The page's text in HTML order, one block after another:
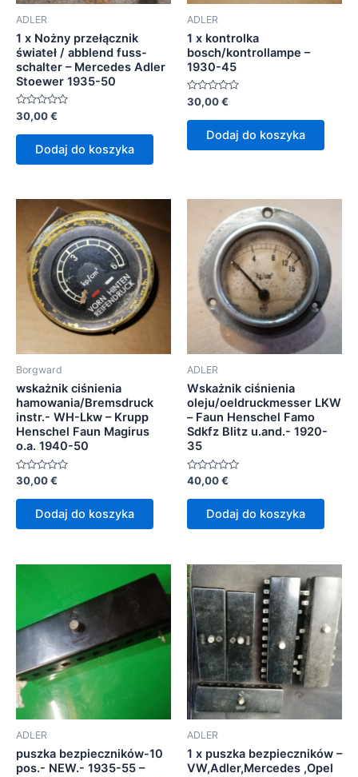
ADLER
1 x Nożny przełącznik
świateł / abblend fuss-
schalter – Mercedes Adler
Stoewer 1935-50
Oceniono
0
na
30,00€
Dodaj do koszyka
ADLER
1 x kontrolka
bosch/kontrollampe –
1930-45
Oceniono
0
na
30,00€
Dodaj do koszyka
Borgward
wskażnik ciśnienia
hamowania/Bremsdruck
instr.- WH-Lkw – Krupp
Henschel Faun Magirus
o.a. 1940-50
Oceniono
na
30,00€
Dodaj do koszyka
ADLER
Wskażnik ciśnienia
oleju/oeldruckmesser LKW
– Faun Henschel Famo
Sdkfz Blitz u.and.- 1920-
35
Oceniono
na
40,00€
Dodaj do koszyka
ADLER
puszka bezpieczników-10
pos.- NEW.- 1935-55 –
ADLER
1 x puszka bezpieczników –
VW,Adler,Mercedes ,Opel